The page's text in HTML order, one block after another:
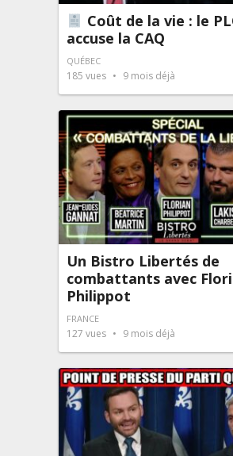
Coût de la vie : le
accuse la CAQ
QUÉBEC
185 vues 9 mois déjà
Un Bistro Libertés de
combattants avec
Philippot
FRANCE
127 vues 9 mois déjà